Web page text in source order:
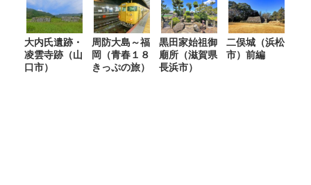
大内氏遺跡・
凌雲寺跡（山
口市）
周防大島～福
岡（青春１８
きっぷの旅）
黒田家始祖御
廟所（滋賀県
長浜市）
二俣城（浜松
市）前編